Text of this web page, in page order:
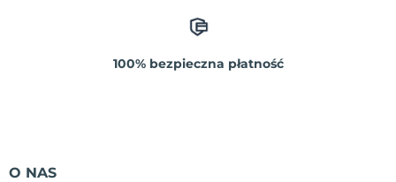
100% bezpieczna płatność
O NAS